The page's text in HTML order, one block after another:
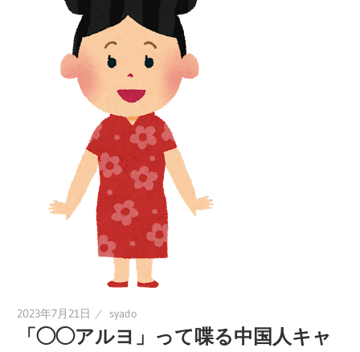
2023年7月21日 syado
「◯◯アルヨ」って喋る中国人キャ